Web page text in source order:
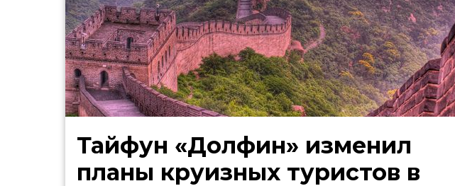
Тайфун «Долфин» изменил
планы круизных туристов в